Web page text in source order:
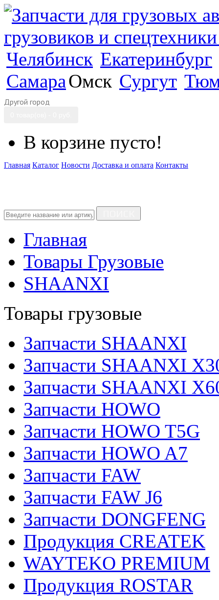
Челябинск Екатеринбург
СамараОмск Сургут
Другой город
В корзине пусто!
Главная Каталог Новости Доставка и оплата Контакты
Главная
Товары Грузовые
SHAANXI
Товары грузовые
Запчасти SHAANXI
Запчасти SHAANXI
Запчасти SHAANXI
Запчасти HOWO
Запчасти HOWO T5G
Запчасти HOWO A7
Запчасти FAW
Запчасти FAW J6
Запчасти DONGFENG
Продукция CREATEK
WAYTEKO PREMIUM
Продукция ROSTAR